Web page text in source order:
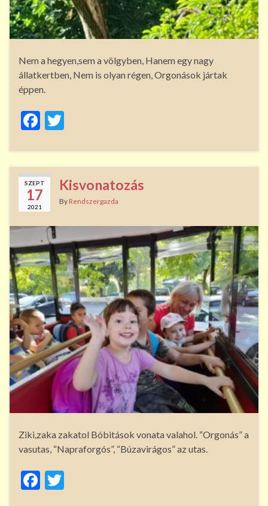
Nem a hegyen,sem a völgyben, Hanem egy nagy
állatkertben, Nem is olyan régen, Orgonások jártak
éppen.
F
e
b
o
o
k
itt
er
SZEPT
17
2021
Kisvonatozás
By Rendszergazda
Ziki,zaka zakatol Bóbitások vonata valahol. “Orgonás” a
vasutas, “Napraforgós”, “Búzavirágos” az utas.
F